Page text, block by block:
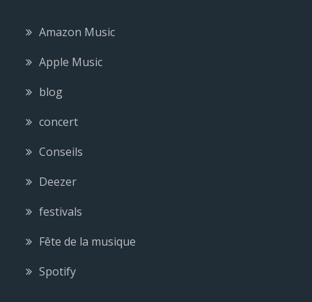
Amazon Music
Apple Music
blog
concert
Conseils
Deezer
festivals
Fête de la musique
Spotify